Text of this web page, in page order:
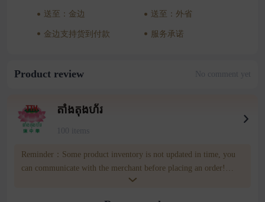
送至：金边 送至：外省
金边支持货到付款 服务承诺
Product review No comment yet
តាំងតុងហ័រ
100 items
Reminder：Some product inventory is not updated in time, you
can communicate with the merchant before placing an order!